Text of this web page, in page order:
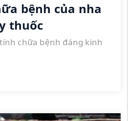
bệnh của nha
thuốc
chữa bệnh đáng kinh